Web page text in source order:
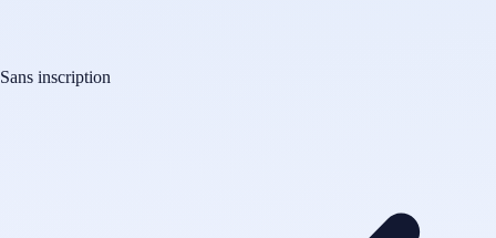
Sans inscription